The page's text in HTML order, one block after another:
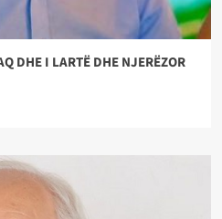
DHE I LARTË DHE NJERËZOR